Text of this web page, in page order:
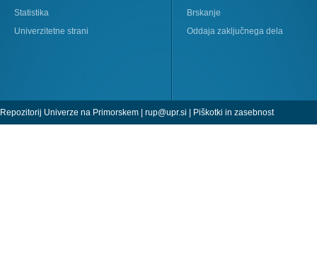
Statistika
Univerzitetne strani
Brskanje
Oddaja zaključnega dela
Repozitorij Univerze na Primorskem | rup@upr.si | Piškotki in zasebnost